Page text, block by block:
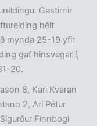
Gestirnir
hélt
mynda 25-19 yfir
gaf hinsvegar í,
20.
8, Kari Kvaran
2, Ari Pétur
Finnbogi